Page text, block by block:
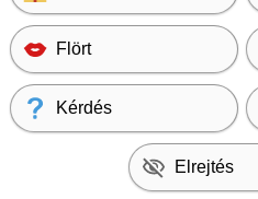
Flört
Kérdés
Elrejtés